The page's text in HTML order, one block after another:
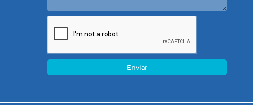
Enviar